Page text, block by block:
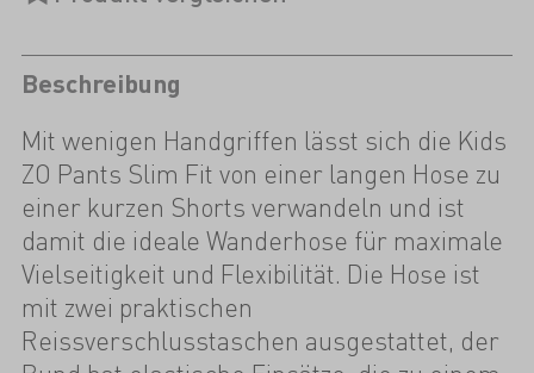
Beschreibung
Mit wenigen Handgriffen lässt sich die Kids
ZO Pants Slim Fit von einer langen Hose zu
einer kurzen Shorts verwandeln und ist
damit die ideale Wanderhose für maximale
Vielseitigkeit und Flexibilität. Die Hose ist
mit zwei praktischen
Reissverschlusstaschen ausgestattet, der